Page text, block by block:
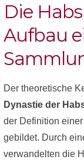
Die
Aufbau
Der theoretische
Dynastie der
der Definition
gebildet. Durch
verwandelten die